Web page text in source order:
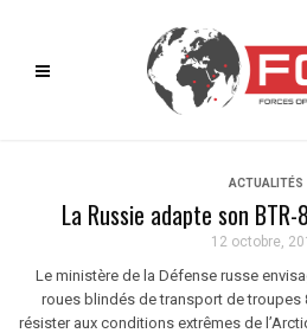
ACTUALITÉS
La Russie adapte son
12 octobre,
Le ministère de la Défense russe
roues blindés de transport de troupes
résister aux conditions extrêmes de